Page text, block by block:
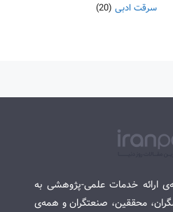
سرقت ادبی (20)
ارائه خدمات علمی-پژوهشی به
محققین، صنعتگران و همه‌ی